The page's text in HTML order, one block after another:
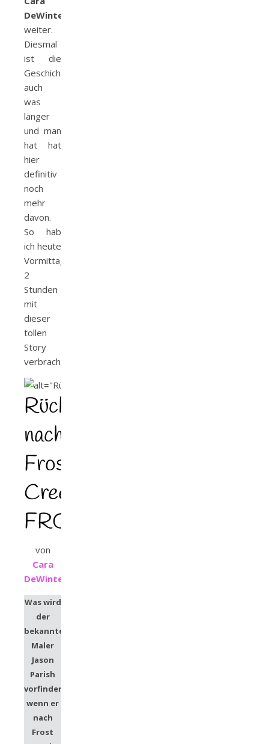
DeWinter
weiter.
Diesmal
ist die
Geschichte
auch
was
länger
und man
hat hat
hier
definitiv
noch
mehr
davon.
So hab
ich heute
Vormittag
2
Stunden
mit
dieser
tollen
Story
verbracht.
Rückkehr
nach
Frost
Creek
FROSTMAGIE
von
Cara
DeWinter
Was wird
der
bekannte
Maler
Jason
Parish
vorfinden,
wenn er
nach
Frost